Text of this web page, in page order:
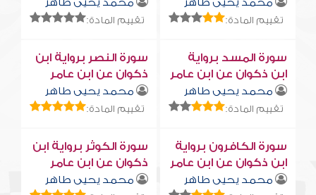
محمد يحيى طاهر
تقييم المادة:
محمد يحيى طاهر
تقييم المادة:
سورة المسد برواية
ابن ذكوان عن ابن عامر
محمد يحيى طاهر
تقييم المادة:
سورة النصر برواية ابن
ذكوان عن ابن عامر
محمد يحيى طاهر
تقييم المادة:
سورة الكافرون برواية
ابن ذكوان عن ابن عامر
محمد يحيى طاهر
سورة الكوثر برواية ابن
ذكوان عن ابن عامر
محمد يحيى طاهر